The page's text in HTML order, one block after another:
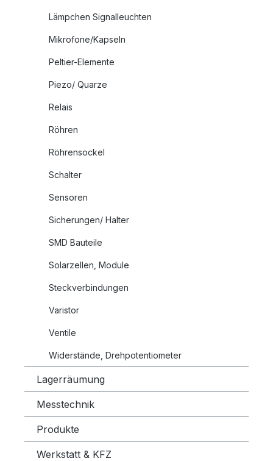
Lämpchen Signalleuchten
Mikrofone/Kapseln
Peltier-Elemente
Piezo/ Quarze
Relais
Röhren
Röhrensockel
Schalter
Sensoren
Sicherungen/ Halter
SMD Bauteile
Solarzellen, Module
Steckverbindungen
Varistor
Ventile
Widerstände, Drehpotentiometer
Lagerräumung
Messtechnik
Produkte
Werkstatt & KFZ